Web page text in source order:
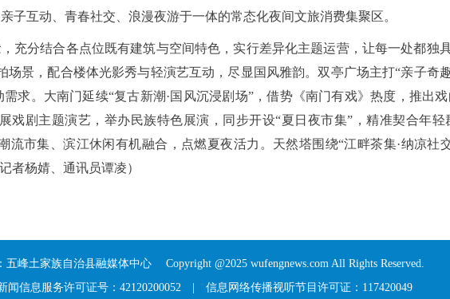
子互动、青春社交、浪漫夜游于一体的常态化夜间文旅消费集聚区。
充分结合各点位既有建筑与空间特色，实行差异化主题运营，让每一处都独
景，配合楼体光影秀与轻演艺互动，尽显国风雅韵。双亭广场主打“亲子奇
求。大南门延续“复古新潮·国风沉浸剧场”，借势《南门有戏》热度，推出
戏剧主题演艺，举办民族特色展演，同步开设“夏日夜市集”，精准契合年
流市集、滨江休闲有机融合，点燃夏夜活力。天然塔围绕“江畔茶集·纳凉社
者杨婧、通讯员谭凌）
五峰土家族自治县融媒体中心 Copyright @2025 wufengnews.com All Rights Reserved.
闻信息服务许可证号：42120200052| 信息网络传播视听节目许可证：117420049